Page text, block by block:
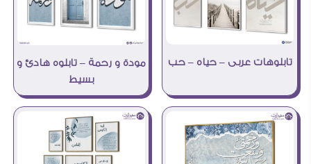
تابلوهات عربى – حياه – حب
مودة و رحمة – تابلوه هادئ و
بسيط